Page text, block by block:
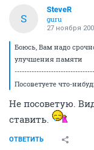
S
SteveR
guru
27 ноября
Боюсь, Вам надо
улучшения памяти
Посоветуете что-
Не посоветую.
ставить.
ОТВЕТИТЬ